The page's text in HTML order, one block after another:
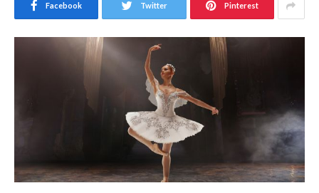
Facebook Twitter Pinterest